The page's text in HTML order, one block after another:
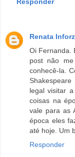
Renata
Oi Fernanda.
post não
conhecê-la.
legal visitar
coisas na
vale para as
época eles
até hoje. Um
Responder